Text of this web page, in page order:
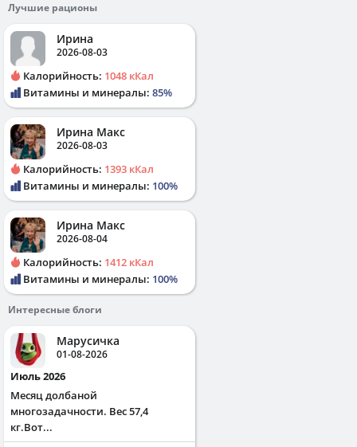
Лучшие рационы
Ирина
2026-08-03
Калорийность: 1048 кКал
Витамины и минералы: 85%
Ирина Макс
2026-08-03
Калорийность: 1393 кКал
Витамины и минералы: 100%
Ирина Макс
2026-08-04
Калорийность: 1412 кКал
Витамины и минералы: 100%
Интересные блоги
Марусичка
01-08-2026
Июль 2026
Месяц долбаной
многозадачности. Вес 57,4
кг.Вот...